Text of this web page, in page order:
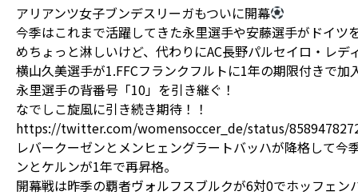
アリアンツ女子ブンデスリーガもついに開幕
今季はこれまで活躍してきた永里選手や安藤選手がドイツ
めちょっと淋しいけど、代わりにAC長野パルセイロ・レデ
横山久美選手が1.FFCフランクフルトに1年の期限付きで加
永里選手の背番号「10」を引き継ぐ！
なでしこ旋風に引き続き期待！！
https://twitter.com/womensoccer_de/status/
レバークーゼンとメンヒェングラートバッハが降格して今
ンとケルンが1年で再昇格。
開幕戦は昨季の覇者ヴォルフスブルクが6対0でホッフェン